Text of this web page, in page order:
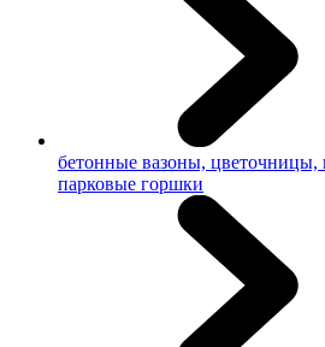
бетонные вазоны,
парковые горшки